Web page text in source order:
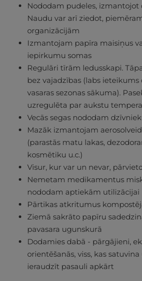
Nododam pudeles, izmantojot
Naudu var arī ziedot,
organizācijām
Izmantojam papīra maisiņus
iepirkumu somas
Regulāri tīrām ledusskapi.
bez vajadzības (labs
vasaras sezonas sākuma).
uzregulēta par aukstu
Vecās segas nododam
Mazāk izmantojam
(parastās matu lakas,
kosmētiku u.c.)
Visur, kur var un nevar,
Nemetam medikamentus
nododam aptiekām utilizācijai
Pārtikas atkritumus
Ziemā sakrāto papīru
pavasara ugunskurā
Dodamies dabā - pārgājieni,
orientēšanās, viss, kas
ieraudzīt pasauli apkārt